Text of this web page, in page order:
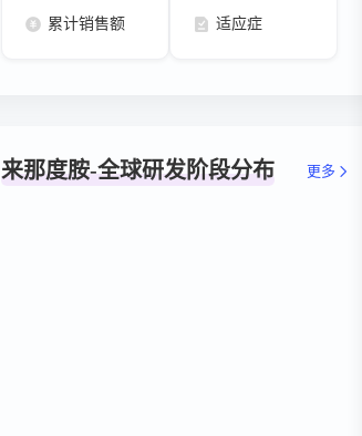
累计销售额 适应症
来那度胺-全球研发阶段分布 更多